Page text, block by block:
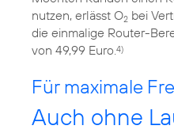
nutzen, erlässt O2 bei
die einmalige Router-
von 49,99 Euro.4)
Für maximale
Auch ohne